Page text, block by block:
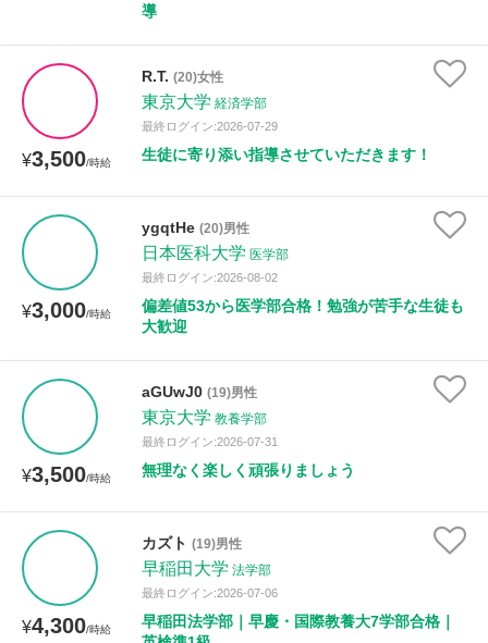
導
¥3,500/時給
R.T. (20)女性
東京大学 経済学部
最終ログイン:2026-07-29
生徒に寄り添い指導させていただきます！
¥3,000/時給
ygqtHe (20)男性
日本医科大学 医学部
最終ログイン:2026-08-02
偏差値53から医学部合格！勉強が苦手な生徒も
大歓迎
¥3,500/時給
aGUwJ0 (19)男性
東京大学 教養学部
最終ログイン:2026-07-31
無理なく楽しく頑張りましょう
¥4,300/時給
カズト (19)男性
早稲田大学 法学部
最終ログイン:2026-07-06
早稲田法学部｜早慶・国際教養大7学部合格｜